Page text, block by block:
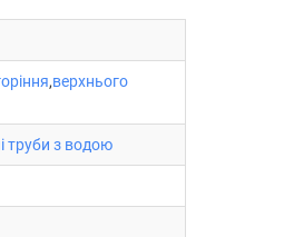
,верхнього
труби з водою